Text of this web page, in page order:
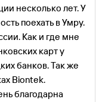
несколько лет. У
поехать в Умру.
Как и где мне
карт у
банков. Так же
Biontek.
благодарна